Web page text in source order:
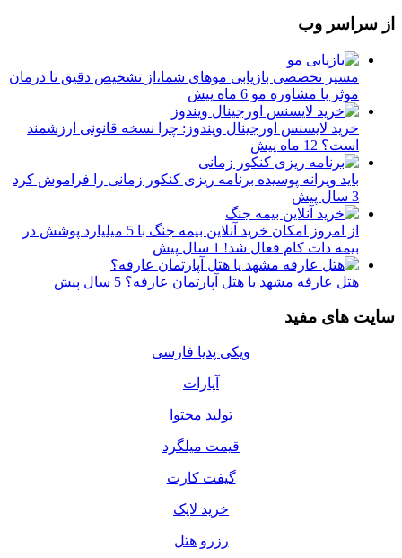
از سراسر وب
مسیر تخصصی بازیابی موهای شما،از تشخیص دقیق تا درمان
موثر با مشاوره مو 6 ماه پیش
خرید لایسنس اورجینال ویندوز: چرا نسخه قانونی ارزشمند
است؟ 12 ماه پیش
باید ویرانه پوسیده برنامه ریزی کنکور زمانی را فراموش کرد
3 سال پیش
از امروز امکان خرید آنلاین بیمه جنگ با 5 میلیارد پوشش در
بیمه دات کام فعال شد! 1 سال پیش
هتل عارفه مشهد یا هتل آپارتمان عارفه؟ 5 سال پیش
سایت های مفید
ویکی پدیا فارسی
آپارات
تولید محتوا
قیمت میلگرد
گیفت کارت
خرید لایک
رزرو هتل